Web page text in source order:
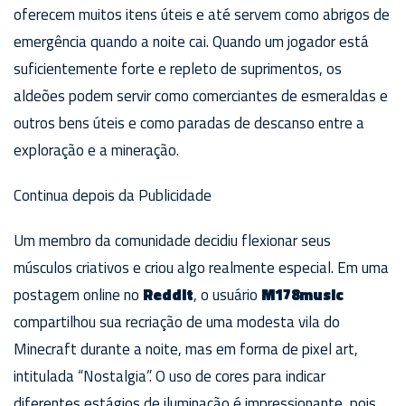
oferecem muitos itens úteis e até servem como abrigos de
emergência quando a noite cai. Quando um jogador está
suficientemente forte e repleto de suprimentos, os
aldeões podem servir como comerciantes de esmeraldas e
outros bens úteis e como paradas de descanso entre a
exploração e a mineração.
Continua depois da Publicidade
Um membro da comunidade decidiu flexionar seus
músculos criativos e criou algo realmente especial. Em uma
postagem online no Reddit, o usuário M178music
compartilhou sua recriação de uma modesta vila do
Minecraft durante a noite, mas em forma de pixel art,
intitulada “Nostalgia”. O uso de cores para indicar